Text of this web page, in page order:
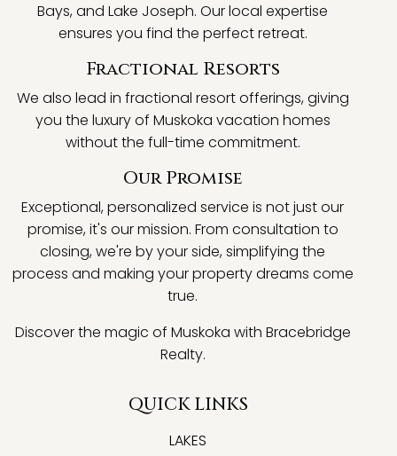
Bays, and Lake Joseph. Our local expertise
ensures you find the perfect retreat.
Fractional Resorts
We also lead in fractional resort offerings, giving
you the luxury of Muskoka vacation homes
without the full-time commitment.
Our Promise
Exceptional, personalized service is not just our
promise, it's our mission. From consultation to
closing, we're by your side, simplifying the
process and making your property dreams come
true.
Discover the magic of Muskoka with Bracebridge
Realty.
QUICK LINKS
LAKES